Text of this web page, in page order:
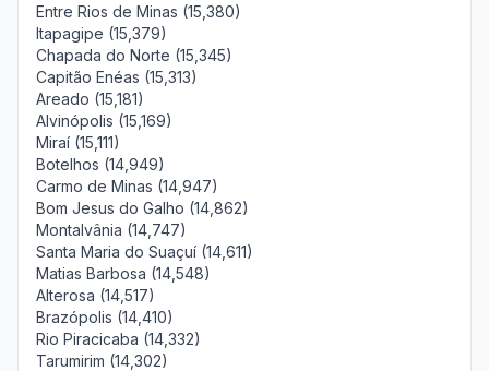
Entre Rios de Minas (15,380)
Itapagipe (15,379)
Chapada do Norte (15,345)
Capitão Enéas (15,313)
Areado (15,181)
Alvinópolis (15,169)
Miraí (15,111)
Botelhos (14,949)
Carmo de Minas (14,947)
Bom Jesus do Galho (14,862)
Montalvânia (14,747)
Santa Maria do Suaçuí (14,611)
Matias Barbosa (14,548)
Alterosa (14,517)
Brazópolis (14,410)
Rio Piracicaba (14,332)
Tarumirim (14,302)